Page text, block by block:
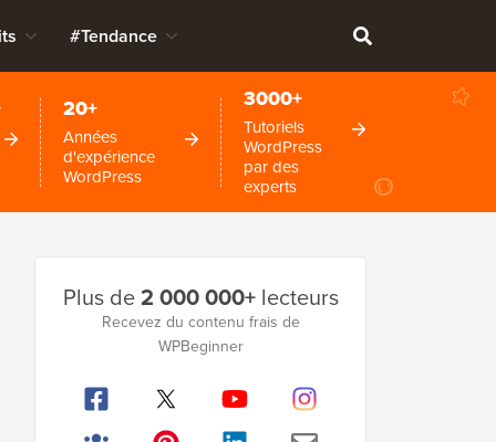
#Tendance
20+
Années
d'expérience
WordPress
3000+
Tutoriels
WordPress
par des
experts
latérale
Plus de2 000 000+lecteurs
Recevez du contenu frais de
WPBeginner